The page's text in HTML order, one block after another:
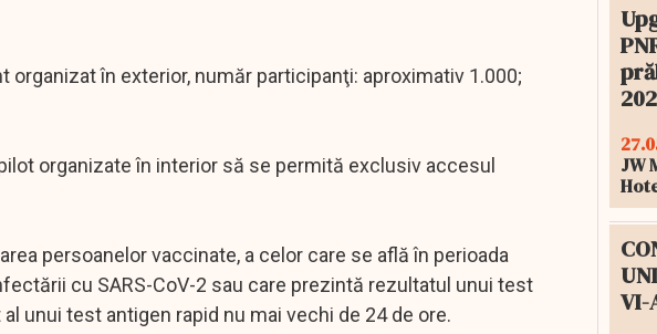
organizat în exterior, număr participanţi: aproximativ 1.000;
organizate în interior să se permită exclusiv accesul
persoanelor vaccinate, a celor care se află în perioada
cu SARS-CoV-2 sau care prezintă rezultatul unui test
unui test antigen rapid nu mai vechi de 24 de ore.
JW
VI-